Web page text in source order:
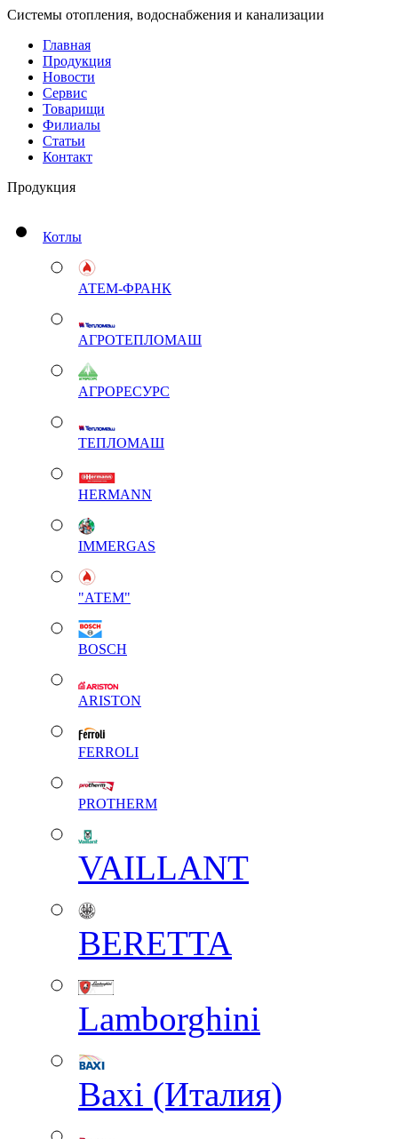
Системы отопления, водоснабжения и канализации
Главная
Продукция
Новости
Сервис
Товарищи
Филиалы
Статьи
Контакт
Продукция
Котлы
АТЕМ-ФРАНК
АГРОТЕПЛОМАШ
АГРОРЕСУРС
ТЕПЛОМАШ
HERMANN
IMMERGAS
"АТЕМ"
BOSCH
ARISTON
FERROLI
PROTHERM
VAILLANT
BERETTA
Lamborghini
Baxi (Италия)